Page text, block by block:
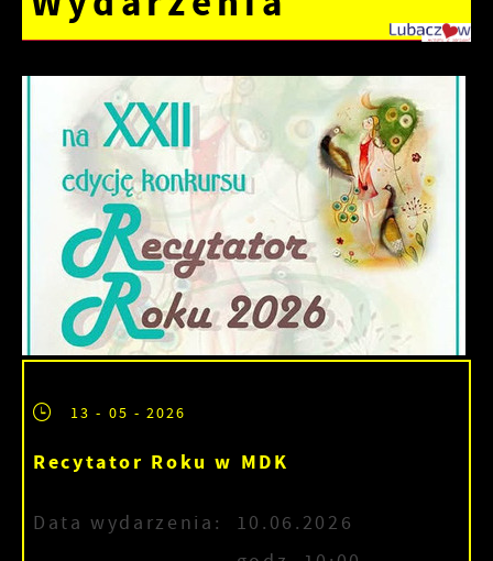
13 - 05 - 2026
Recytator Roku w MDK
Data wydarzenia:
10.06.2026